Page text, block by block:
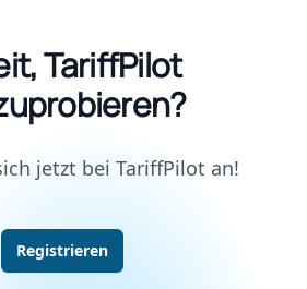
TariffPilot
jetzt bei TariffPilot an!
Registrieren